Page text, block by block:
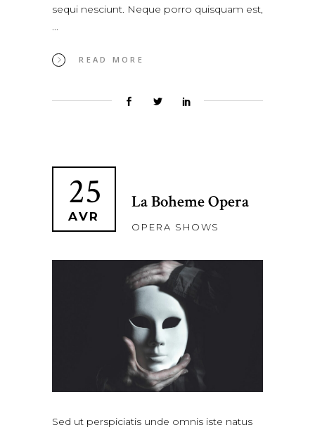
sequi nesciunt. Neque porro quisquam est,
READ MORE
25
AVR
La Boheme Opera
OPERA SHOWS
Sed ut perspiciatis unde omnis iste natus